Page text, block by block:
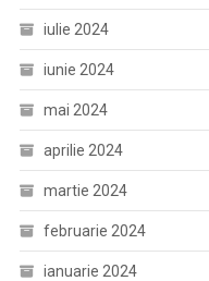
iulie 2024
iunie 2024
mai 2024
aprilie 2024
martie 2024
februarie 2024
ianuarie 2024